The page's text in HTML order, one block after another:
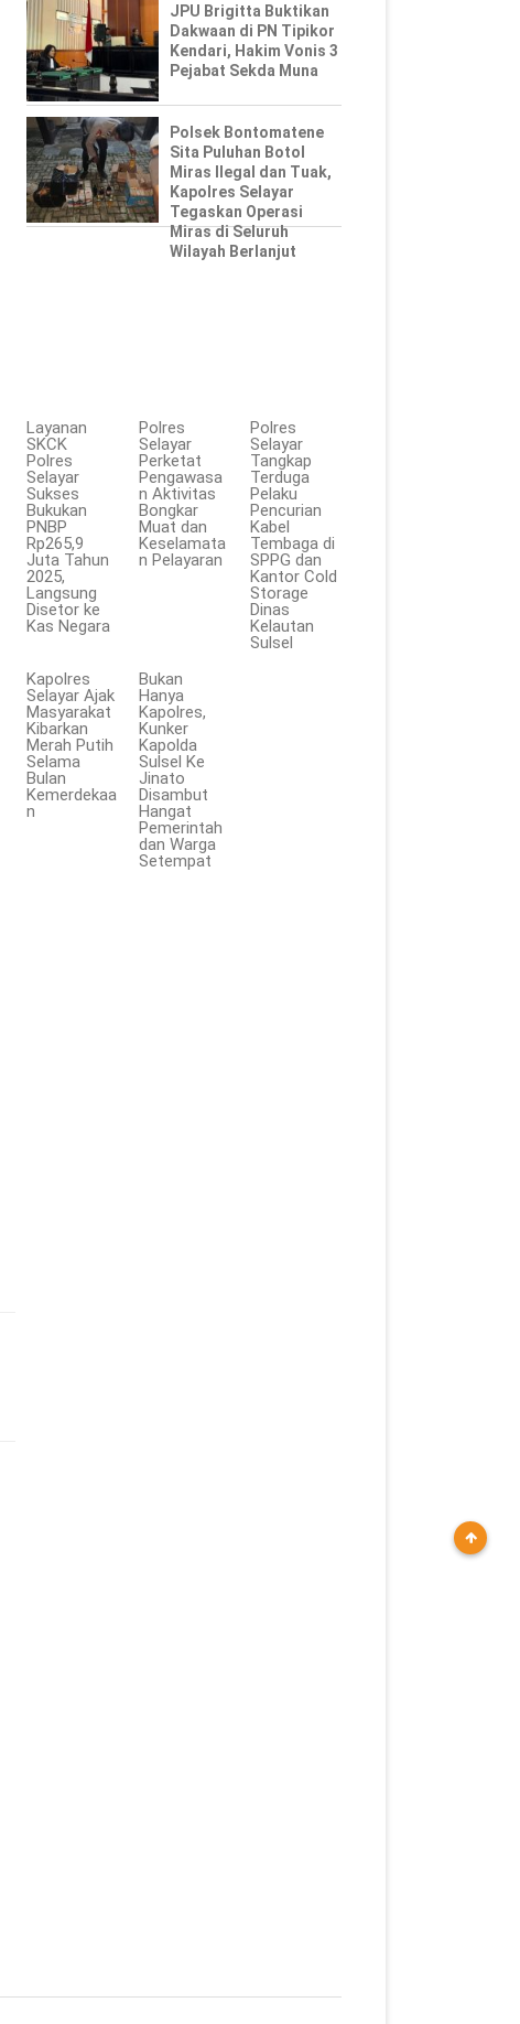
JPU Brigitta Buktikan
Dakwaan di PN Tipikor
Kendari, Hakim Vonis 3
Pejabat Sekda Muna
Polsek Bontomatene
Sita Puluhan Botol
Miras Ilegal dan Tuak,
Kapolres Selayar
Tegaskan Operasi
Miras di Seluruh
Wilayah Berlanjut
Layanan
SKCK
Polres
Selayar
Sukses
Bukukan
PNBP
Rp265,9
Juta Tahun
2025,
Langsung
Disetor ke
Kas Negara
Polres
Selayar
Perketat
Pengawasa
n Aktivitas
Bongkar
Muat dan
Keselamata
n Pelayaran
Polres
Selayar
Tangkap
Terduga
Pelaku
Pencurian
Kabel
Tembaga di
SPPG dan
Kantor Cold
Storage
Dinas
Kelautan
Sulsel
Kapolres
Selayar Ajak
Masyarakat
Kibarkan
Merah Putih
Selama
Bulan
Kemerdekaa
n
Bukan
Hanya
Kapolres,
Kunker
Kapolda
Sulsel Ke
Jinato
Disambut
Hangat
Pemerintah
dan Warga
Setempat